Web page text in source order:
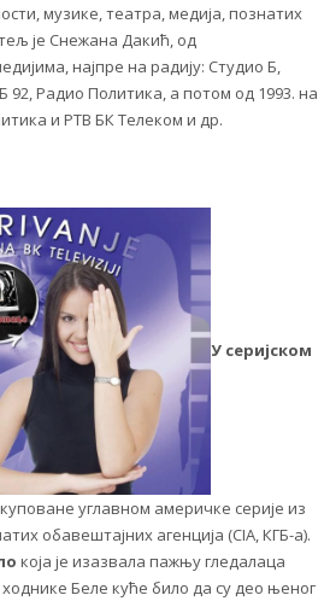
музике, театра, медија, познатих
је Снежана Дакић, од
најпре на радију: Студио Б,
92, Радио Политика, а потом од 1993. на
и РТВ БК Телеком и др.
У серијском
углавном америчке серије из
обавештајних агенција (CIA, КГБ-а).
која је изазвала пажњу гледалаца
Беле куће било да су део њеног